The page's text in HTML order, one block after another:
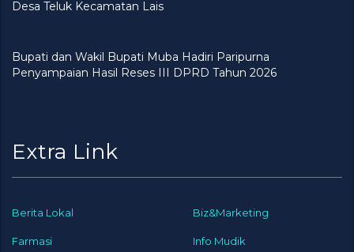
Desa Teluk Kecamatan Lais
Bupati dan Wakil Bupati Muba Hadiri Paripurna
Penyampaian Hasil Reses III DPRD Tahun 2026
Extra Link
Berita Lokal Biz&Marketing
Farmasi Info Mudik